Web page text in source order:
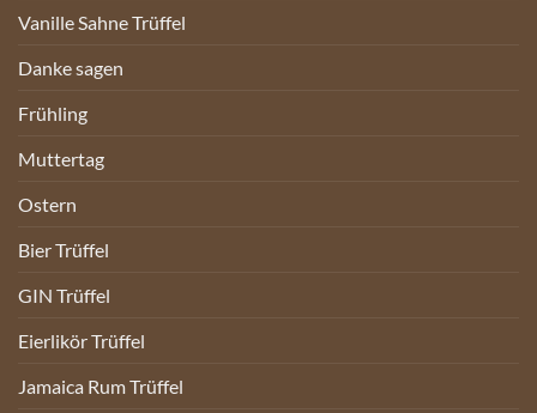
Vanille Sahne Trüffel
Danke sagen
Frühling
Muttertag
Ostern
Bier Trüffel
GIN Trüffel
Eierlikör Trüffel
Jamaica Rum Trüffel